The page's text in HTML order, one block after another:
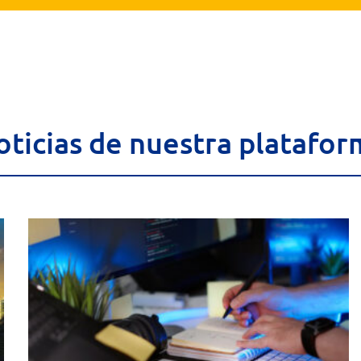
de nuestra